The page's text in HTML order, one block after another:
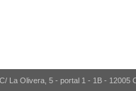
La Olivera, 5 - portal 1 - 1B - 12005